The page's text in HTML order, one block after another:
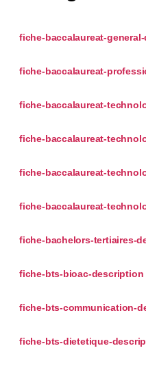
fiche-baccalaureat-
fiche-baccalaureat-
fiche-baccalaureat-
fiche-baccalaureat-
fiche-baccalaureat-
fiche-baccalaureat-
fiche-bachelors-tertiaires-
fiche-bts-bioac-description
fiche-bts-communication-
fiche-bts-dietetique-